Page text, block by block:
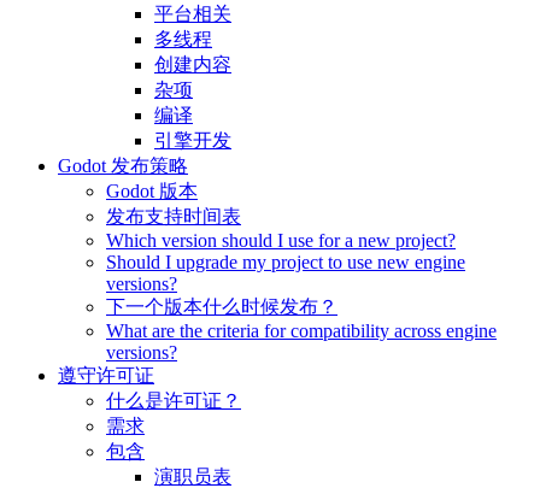
平台相关
多线程
创建内容
杂项
编译
引擎开发
Godot 发布策略
Godot 版本
发布支持时间表
Which version should I use for a new project?
Should I upgrade my project to use new engine
versions?
下一个版本什么时候发布？
What are the criteria for compatibility across engine
versions?
遵守许可证
什么是许可证？
需求
包含
演职员表